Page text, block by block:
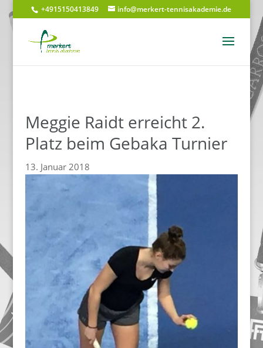
+4915150413849 info@merkert-tennisakademie.de
Meggie Raidt erreicht 2.
Platz beim Gebaka Turnier
13. Januar 2018